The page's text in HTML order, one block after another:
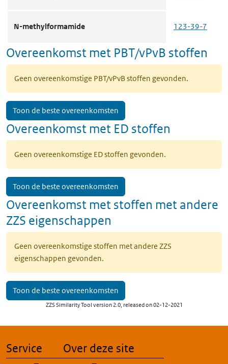
N-methylformamide 123-39-7
Overeenkomst met PBT/vPvB stoffen
Geen overeenkomstige PBT/vPvB stoffen gevonden.
Toon de beste overeenkomsten
Overeenkomst met ED stoffen
Geen overeenkomstige ED stoffen gevonden.
Toon de beste overeenkomsten
Overeenkomst met stoffen met andere
ZZS eigenschappen
Geen overeenkomstige stoffen met andere ZZS
eigenschappen gevonden.
Toon de beste overeenkomsten
ZZS Similarity Tool version 2.0, released on 02-12-2021
Service Over deze site